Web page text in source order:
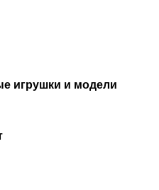
игрушки и модели